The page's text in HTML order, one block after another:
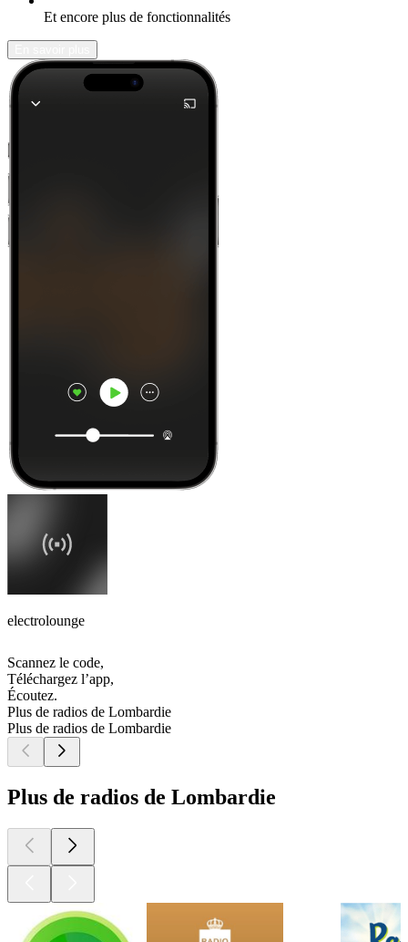
Et encore plus de fonctionnalités
electrolounge
Scannez le code,
Téléchargez l’app,
Écoutez.
Plus de radios de Lombardie
Plus de radios de Lombardie
Plus de radios de Lombardie